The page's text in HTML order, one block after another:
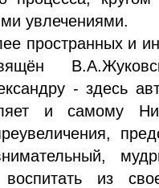
увлечениями.
пространных и
- здесь
и самому
воспитать из